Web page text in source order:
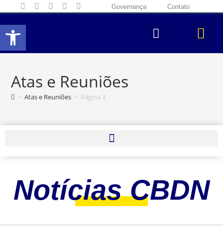
Abrir a barra de ferramentas
Governança Contato
Atas e Reuniões
> Atas e Reuniões > Página 3
Notícias CBDN